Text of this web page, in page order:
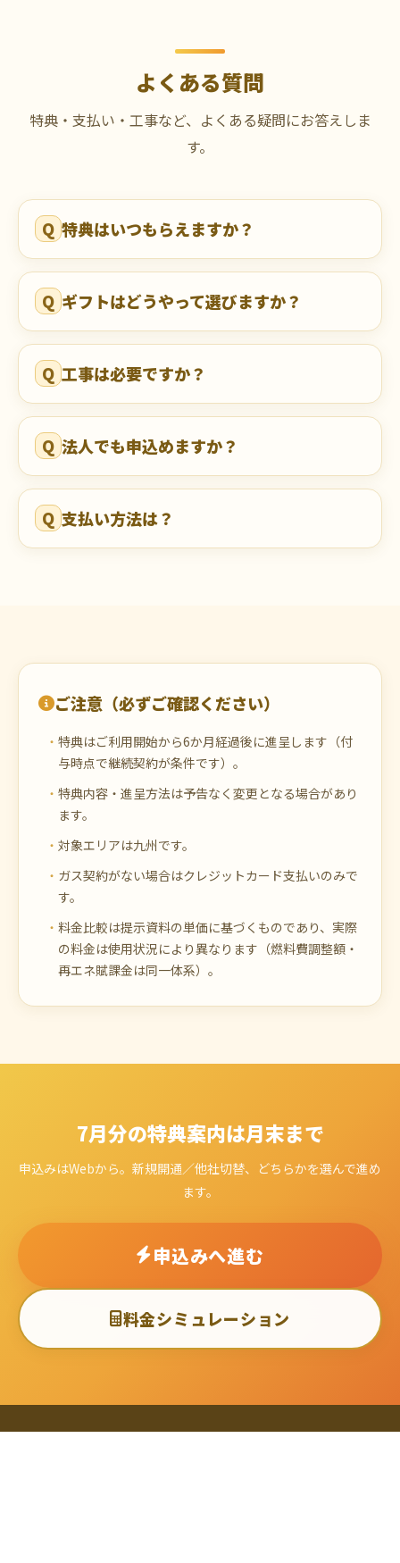
よくある質問
特典・支払い・工事など、よくある疑問にお答えしま
す。
Q 特典はいつもらえますか？
Q ギフトはどうやって選びますか？
Q 工事は必要ですか？
Q 法人でも申込めますか？
Q 支払い方法は？
ご注意（必ずご確認ください）
特典はご利用開始から6か月経過後に進呈します（付
与時点で継続契約が条件です）。
特典内容・進呈方法は予告なく変更となる場合があり
ます。
対象エリアは九州です。
ガス契約がない場合はクレジットカード支払いのみで
す。
料金比較は提示資料の単価に基づくものであり、実際
の料金は使用状況により異なります（燃料費調整額・
再エネ賦課金は同一体系）。
7月分の特典案内は月末まで
申込みはWebから。新規開通／他社切替、どちらかを選んで進め
ます。
申込みへ進む
料金シミュレーション